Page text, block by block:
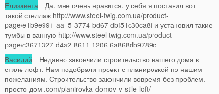
Елизавета Да. мне очень нравится. у себя я поставил вот
такой стеллаж http://www.steel-twig.com.ua/product-
page/e1b9e991-aa15-3774-bd67-dbf51c30ca8f и установил такие
тумбы в ванную http://www.steel-twig.com.ua/product-
page/c3671327-d4a2-8611-1206-6a868db9789c
Василий Недавно закончили строительство нашего дома в
стиле лофт. Нам подобрали проект с планировкой по нашим
пожеланиям. Строительство закончили вовремя без проблем.
просто-дом .com/planirovka-domov-v-stile-loft/